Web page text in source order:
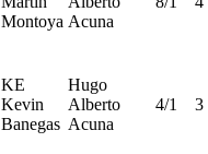
Montoya Acuna
KE
Kevin
Banegas
Hugo
Alberto
Acuna
4/1 3